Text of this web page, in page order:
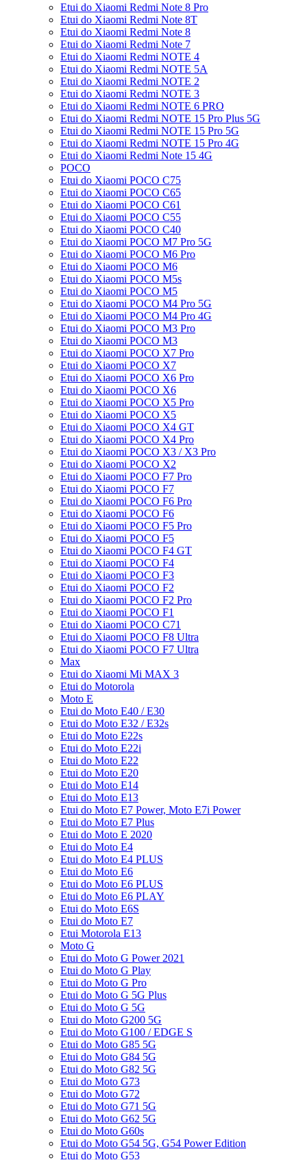
Etui do Xiaomi Redmi Note 8 Pro
Etui do Xiaomi Redmi Note 8T
Etui do Xiaomi Redmi Note 8
Etui do Xiaomi Redmi Note 7
Etui do Xiaomi Redmi NOTE 4
Etui do Xiaomi Redmi NOTE 5A
Etui do Xiaomi Redmi NOTE 2
Etui do Xiaomi Redmi NOTE 3
Etui do Xiaomi Redmi NOTE 6 PRO
Etui do Xiaomi Redmi NOTE 15 Pro Plus 5G
Etui do Xiaomi Redmi NOTE 15 Pro 5G
Etui do Xiaomi Redmi NOTE 15 Pro 4G
Etui do Xiaomi Redmi Note 15 4G
POCO
Etui do Xiaomi POCO C75
Etui do Xiaomi POCO C65
Etui do Xiaomi POCO C61
Etui do Xiaomi POCO C55
Etui do Xiaomi POCO C40
Etui do Xiaomi POCO M7 Pro 5G
Etui do Xiaomi POCO M6 Pro
Etui do Xiaomi POCO M6
Etui do Xiaomi POCO M5s
Etui do Xiaomi POCO M5
Etui do Xiaomi POCO M4 Pro 5G
Etui do Xiaomi POCO M4 Pro 4G
Etui do Xiaomi POCO M3 Pro
Etui do Xiaomi POCO M3
Etui do Xiaomi POCO X7 Pro
Etui do Xiaomi POCO X7
Etui do Xiaomi POCO X6 Pro
Etui do Xiaomi POCO X6
Etui do Xiaomi POCO X5 Pro
Etui do Xiaomi POCO X5
Etui do Xiaomi POCO X4 GT
Etui do Xiaomi POCO X4 Pro
Etui do Xiaomi POCO X3 / X3 Pro
Etui do Xiaomi POCO X2
Etui do Xiaomi POCO F7 Pro
Etui do Xiaomi POCO F7
Etui do Xiaomi POCO F6 Pro
Etui do Xiaomi POCO F6
Etui do Xiaomi POCO F5 Pro
Etui do Xiaomi POCO F5
Etui do Xiaomi POCO F4 GT
Etui do Xiaomi POCO F4
Etui do Xiaomi POCO F3
Etui do Xiaomi POCO F2
Etui do Xiaomi POCO F2 Pro
Etui do Xiaomi POCO F1
Etui do Xiaomi POCO C71
Etui do Xiaomi POCO F8 Ultra
Etui do Xiaomi POCO F7 Ultra
Max
Etui do Xiaomi Mi MAX 3
Etui do Motorola
Moto E
Etui do Moto E40 / E30
Etui do Moto E32 / E32s
Etui do Moto E22s
Etui do Moto E22i
Etui do Moto E22
Etui do Moto E20
Etui do Moto E14
Etui do Moto E13
Etui do Moto E7 Power, Moto E7i Power
Etui do Moto E7 Plus
Etui do Moto E 2020
Etui do Moto E4
Etui do Moto E4 PLUS
Etui do Moto E6
Etui do Moto E6 PLUS
Etui do Moto E6 PLAY
Etui do Moto E6S
Etui do Moto E7
Etui Motorola E13
Moto G
Etui do Moto G Power 2021
Etui do Moto G Play
Etui do Moto G Pro
Etui do Moto G 5G Plus
Etui do Moto G 5G
Etui do Moto G200 5G
Etui do Moto G100 / EDGE S
Etui do Moto G85 5G
Etui do Moto G84 5G
Etui do Moto G82 5G
Etui do Moto G73
Etui do Moto G72
Etui do Moto G71 5G
Etui do Moto G62 5G
Etui do Moto G60s
Etui do Moto G54 5G, G54 Power Edition
Etui do Moto G53